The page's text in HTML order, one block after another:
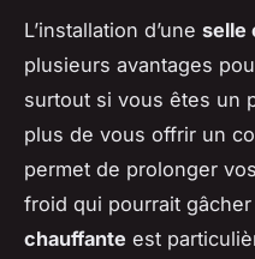
L’installation d’une selle
plusieurs avantages
surtout si vous êtes un
plus de vous offrir un
permet de prolonger
froid qui pourrait
chauffante est